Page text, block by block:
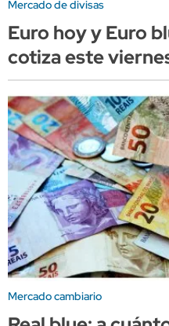
Mercado de divisas
Euro hoy y Euro
cotiza este
Mercado cambiario